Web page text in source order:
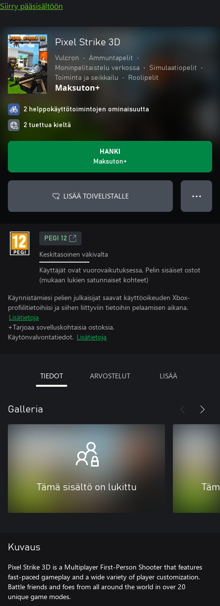
Siirry pääsisältöön
Pixel Strike 3D
Vulcron • Ammuntapelit
•
Moninpelitaistelu verkossa
• Simulaatiopelit
•
Toiminta ja seikkailu
• Roolipelit
Maksuton+
2 helppokäyttötoimintojen ominaisuutta
2 tuettua kieltä
HANKI
Maksuton+
LISÄÄ TOIVELISTALLE ● ● ●
PEGI 12
Keskitasoinen väkivalta
Käyttäjät ovat vuorovaikutuksessa, Pelin sisäiset ostot
(mukaan lukien satunnaiset kohteet)
Käynnistämiesi pelien julkaisijat saavat käyttöoikeuden Xbox-
profiilitietoihiisi ja siihen liittyviin tietoihin pelaamisen aikana.
Lisätietoja
+Tarjoaa sovelluskohtaisia ostoksia.
Käytönvalvontatiedot. Lisätietoja
TIEDOT ARVOSTELUT LISÄÄ
Galleria
Tämä sisältö on lukittu
Kuvaus
Pixel Strike 3D is a Multiplayer First-Person Shooter that features
fast-paced gameplay and a wide variety of player customization.
Battle friends and foes from all around the world in over 20
unique game modes.